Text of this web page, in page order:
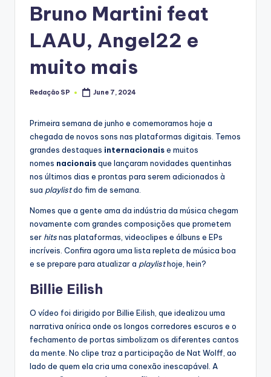
Bruno Martini feat
LAAU, Angel22 e
muito mais
Posted
Redação SP June 7, 2024
Primeira semana de junho e comemoramos hoje a
chegada de novos sons nas plataformas digitais. Temos
grandes destaques internacionaise muitos
nomes nacionaisque lançaram novidades quentinhas
nos últimos dias e prontas para serem adicionados à
sua playlistdo fim de semana.
Nomes que a gente ama da indústria da música chegam
novamente com grandes composições que prometem
ser hitsnas plataformas, videoclipes e álbuns e EPs
incríveis. Confira agora uma lista repleta de música boa
e se prepare para atualizar a playlisthoje, hein?
Billie Eilish
O vídeo foi dirigido por Billie Eilish, que idealizou uma
narrativa onírica onde os longos corredores escuros e o
fechamento de portas simbolizam os diferentes cantos
da mente. No clipe traz a participação de Nat Wolff, ao
lado de quem ela cria uma conexão inescapável. A